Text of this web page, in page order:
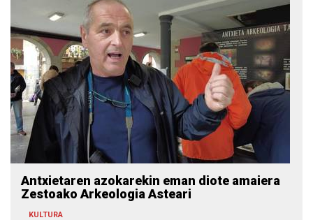
Antxietaren azokarekin eman diote amaiera
Zestoako Arkeologia Asteari
KULTURA